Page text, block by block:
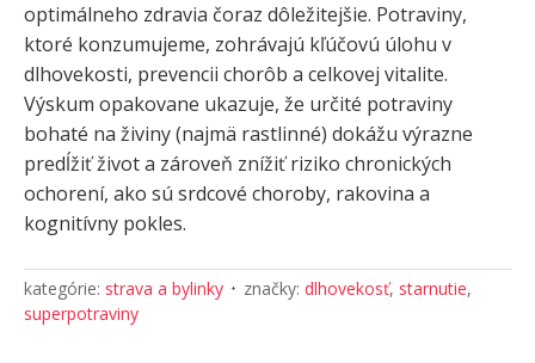
optimálneho zdravia čoraz dôležitejšie. Potraviny,
ktoré konzumujeme, zohrávajú kľúčovú úlohu v
dlhovekosti, prevencii chorôb a celkovej vitalite.
Výskum opakovane ukazuje, že určité potraviny
bohaté na živiny (najmä rastlinné) dokážu výrazne
predĺžiť život a zároveň znížiť riziko chronických
ochorení, ako sú srdcové choroby, rakovina a
kognitívny pokles.
kategórie: strava a bylinky značky: dlhovekosť, starnutie,
superpotraviny